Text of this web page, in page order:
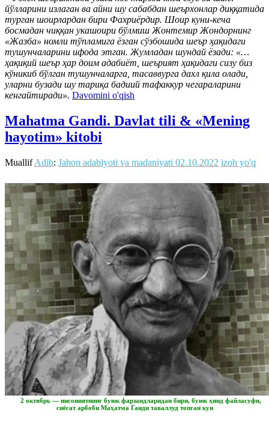
йўлларини излаган ва айни шу сабабдан шеърхонлар диққатида
турган шоирлардан бири Фахриёрдир. Шоир куни-кеча
босмадан чиққан укашоири бўлмиш Жонтемир Жондорнинг
«Жазба» номли тўпламига ёзган сўзбошида шеър ҳақидаги
тушунчаларини ифода этган. Жумладан шундай ёзади: «…
ҳақиқий шеър ҳар доим адабиёт, шеърият ҳақидаги сизу биз
кўникиб бўлган тушунчаларга, тасаввурга дахл қила олади,
уларни бузади шу тариқа бадиий тафаккур чегараларини
кенгайтиради». Davomini o'qish
Mahatma Gandi. Davlat tili & «Mening
hayotim» kitobi
MuallifAdib: Jahon adabiyoti va madaniyati 02.10.2022 izoh yo'q
2 октябрь — инсониятнинг буюк фарзандларидан бири, буюк ҳинд файласуфи,
сиёсат арбоби Маҳатма Ганди таваллуд топган кун